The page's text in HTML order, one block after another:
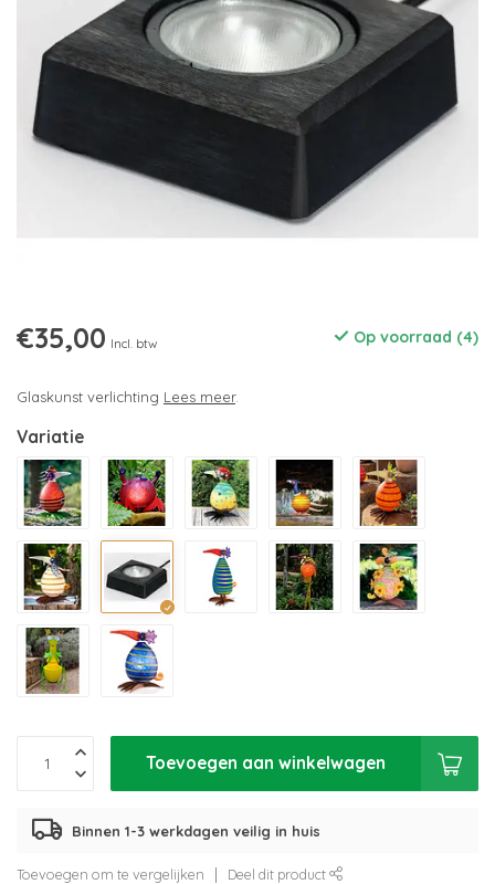
€35,00 Incl. btw Op voorraad (4)
Glaskunst verlichting Lees meer.
Variatie
Toevoegen aan winkelwagen
Binnen 1-3 werkdagen veilig in huis
Toevoegen om te vergelijken Deel dit product